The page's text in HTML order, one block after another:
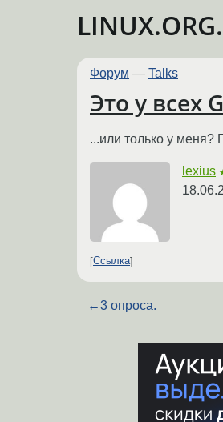
Форум — Talks
Это у всех
...или только у меня?
lexius
Ссылка
←3 опроса.